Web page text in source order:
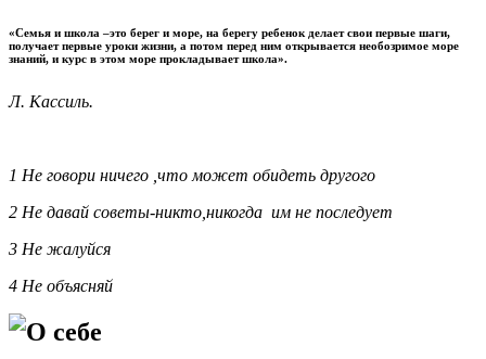
«Семья и школа –это берег и море, на берегу ребенок делает свои первые шаги,
получает первые уроки жизни, а потом перед ним открывается необозримое море
знаний, и курс в этом море прокладывает школа».
Л. Кассиль.
1 Не говори ничего ,что может обидеть другого
2 Не давай советы-никто,никогда им не последует
3 Не жалуйся
4 Не объясняй
О себе